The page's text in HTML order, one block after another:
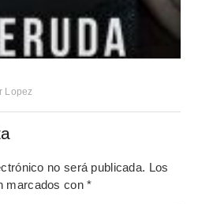
Lopez
no será publicada. Los
marcados con*